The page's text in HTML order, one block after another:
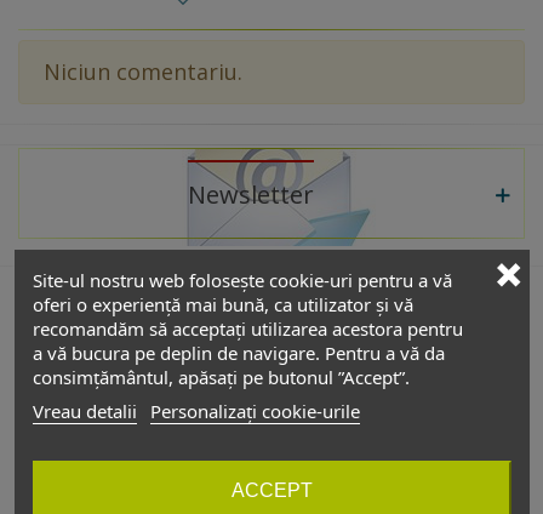
Niciun comentariu.
Site-ul nostru web folosește cookie-uri pentru a vă
oferi o experiență mai bună, ca utilizator și vă
recomandăm să acceptați utilizarea acestora pentru
a vă bucura pe deplin de navigare. Pentru a vă da
consimțământul, apăsați pe butonul ”Accept”.
Vreau detalii
Personalizați cookie-urile
ACCEPT
Newsletter
De interes
Catalog